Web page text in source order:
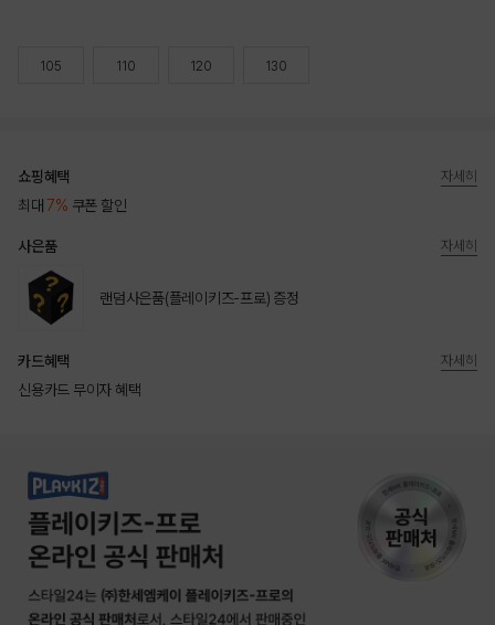
105 110 120 130
쇼핑혜택
최대 7% 쿠폰 할인
자세히
사은품
랜덤사은품(플레이키즈-프로) 증정
자세히
카드혜택
신용카드 무이자 혜택
자세히